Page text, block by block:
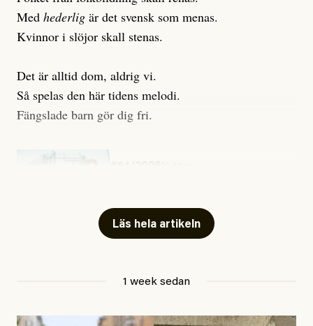
Med hederlig är det svensk som menas.
Kvinnor i slöjor skall stenas.
Det är alltid dom, aldrig vi.
Så spelas den här tidens melodi.
Fängslade barn gör dig fri.
Läs hela artikeln
1 week sedan